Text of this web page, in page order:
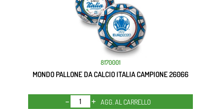
8170001
MONDO PALLONE DA CALCIO ITALIA CAMPIONE 26066
Quantità
AGG. AL CARRELLO